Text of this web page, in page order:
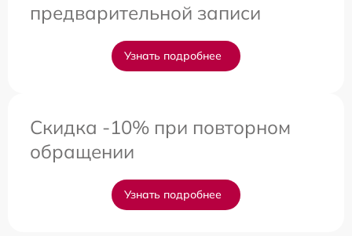
предварительной записи
Узнать подробнее
Скидка -10% при повторном
обращении
Узнать подробнее